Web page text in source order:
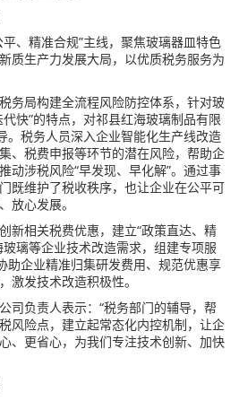
、精准合规”主线，聚焦玻璃器皿特色
质生产力发展大局，以优质税务服务为
务局构建全流程风险防控体系，针对玻
快”的特点，对祁县红海玻璃制品有限
。税务人员深入企业智能化生产线改造
、税费申报等环节的潜在风险，帮助企
动涉税风险“早发现、早化解”。通过事
既维护了税收秩序，也让企业在公平可
放心发展。
新相关税费优惠，建立“政策直达、精
璃等企业技术改造需求，组建专项服
助企业精准归集研发费用、规范优惠享
激发技术改造积极性。
司负责人表示：“税务部门的辅导，帮
风险点，建立起常态化内控机制，让企
、更省心，为我们专注技术创新、加快